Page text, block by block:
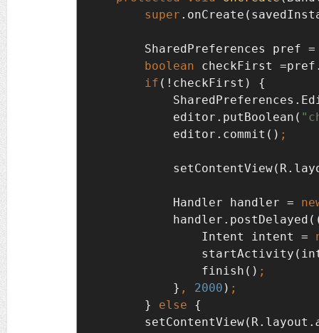
super
SharedPreferences pref
        boolean
checkFirst
        if
(!checkFirst) {
editor.putBoolean(
editor.commit()
Handler handler =
                Intent intent =
finish()
} , 2000 )
} else {
        setContentView(R.layout.